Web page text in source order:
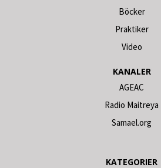
Böcker
Praktiker
Video
KANALER
AGEAC
Radio Maitreya
Samael.org
KATEGORIER